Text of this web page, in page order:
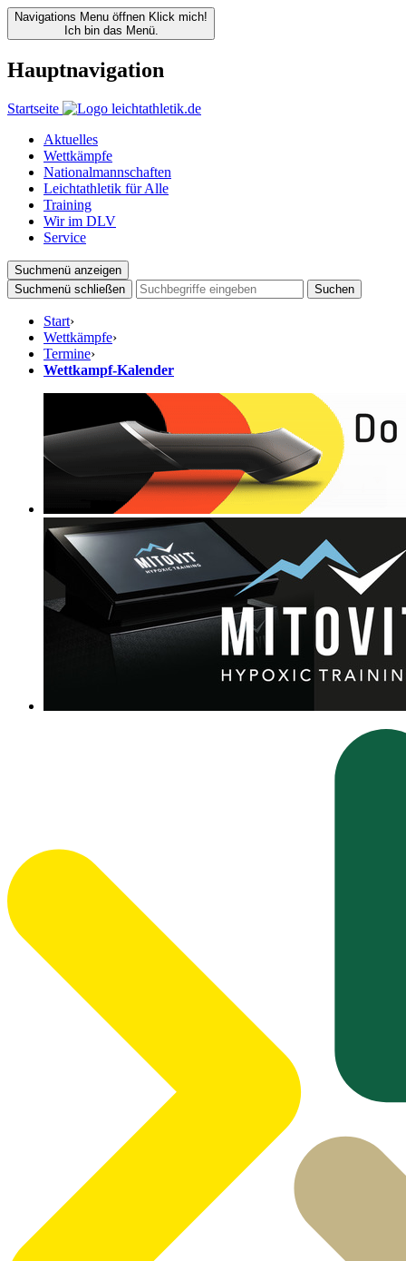
Navigations Menu öffnen Klick mich!
Ich bin das Menü.
Hauptnavigation
Startseite
Aktuelles
Wettkämpfe
Nationalmannschaften
Leichtathletik für Alle
Training
Wir im DLV
Service
Suchmenü anzeigen
Suchmenü schließen
Suchen
Start›
Wettkämpfe›
Termine›
Wettkampf-Kalender